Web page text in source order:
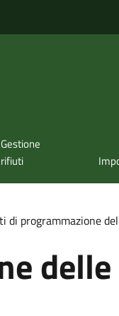
Gestione
rifiuti
di programmazione
delle